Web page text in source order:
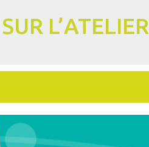
L’ATELIER